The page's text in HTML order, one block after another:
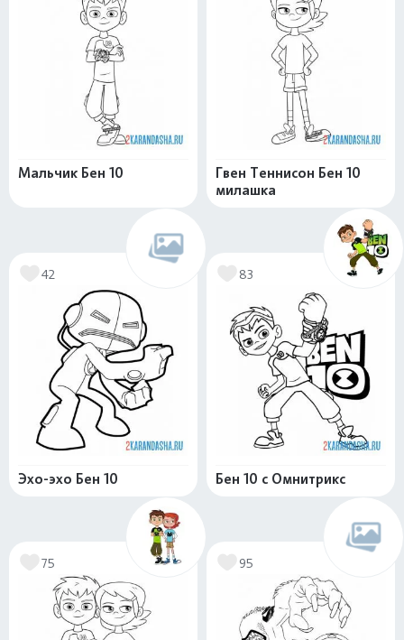
Мальчик Бен 10
Гвен Теннисон Бен 10
милашка
42
Эхо-эхо Бен 10
83
Бен 10 с Омнитрикс
75 95